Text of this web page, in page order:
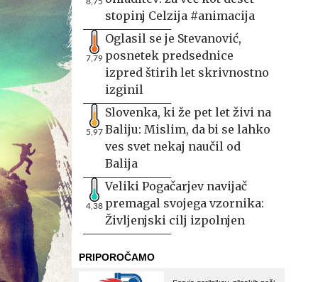
stopinj Celzija #animacija
7,79
Oglasil se je Stevanović,
posnetek predsednice
izpred štirih let skrivnostno
izginil
5,97
Slovenka, ki že pet let živi na
Baliju: Mislim, da bi se lahko
ves svet nekaj naučil od
Balija
4,38
Veliki Pogačarjev navijač
premagal svojega vzornika:
Življenjski cilj izpolnjen